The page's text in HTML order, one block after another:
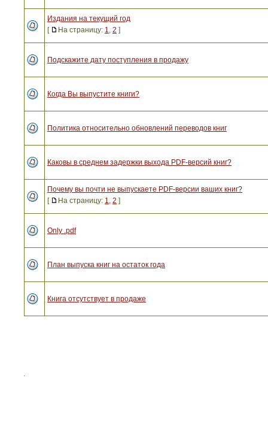
Издания на текущий год
[
На страницу: 1, 2 ]
Подскажите дату поступления в продажу
Когда Вы выпустите книги?
Политика относительно обновлений переводов книг
Каковы в среднем задержки выхода PDF-версий книг?
Почему вы почти не выпускаете PDF-версии ваших книг?
[
На страницу: 1, 2 ]
Only .pdf
План выпуска книг на остаток года
Книга отсутствует в продаже